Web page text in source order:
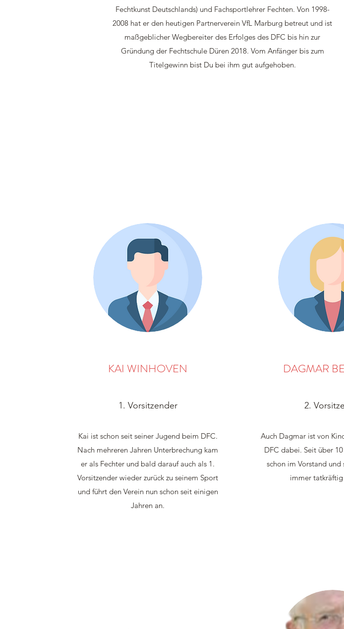
Fechtkunst Deutschlands) und Fachsportlehrer Fechten. Von 1998-
2008 hat er den heutigen Partnerverein VfL Marburg betreut und ist
maßgeblicher Wegbereiter des Erfolges des DFC bis hin zur
Gründung der Fechtschule Düren 2018. Vom Anfänger bis zum
Titelgewinn bist Du bei ihm gut aufgehoben.
KAI WINHOVEN
1. Vorsitzender
Kai ist schon seit seiner Jugend beim DFC.
Nach mehreren Jahren Unterbrechung kam
er als Fechter und bald darauf auch als 1.
Vorsitzender wieder zurück zu seinem Sport
und führt den Verein nun schon seit einigen
Jahren an.
DAGMAR
2.
Auch Dagmar ist von
DFC dabei. Seit über
schon im Vorstand und
immer tatkräftig